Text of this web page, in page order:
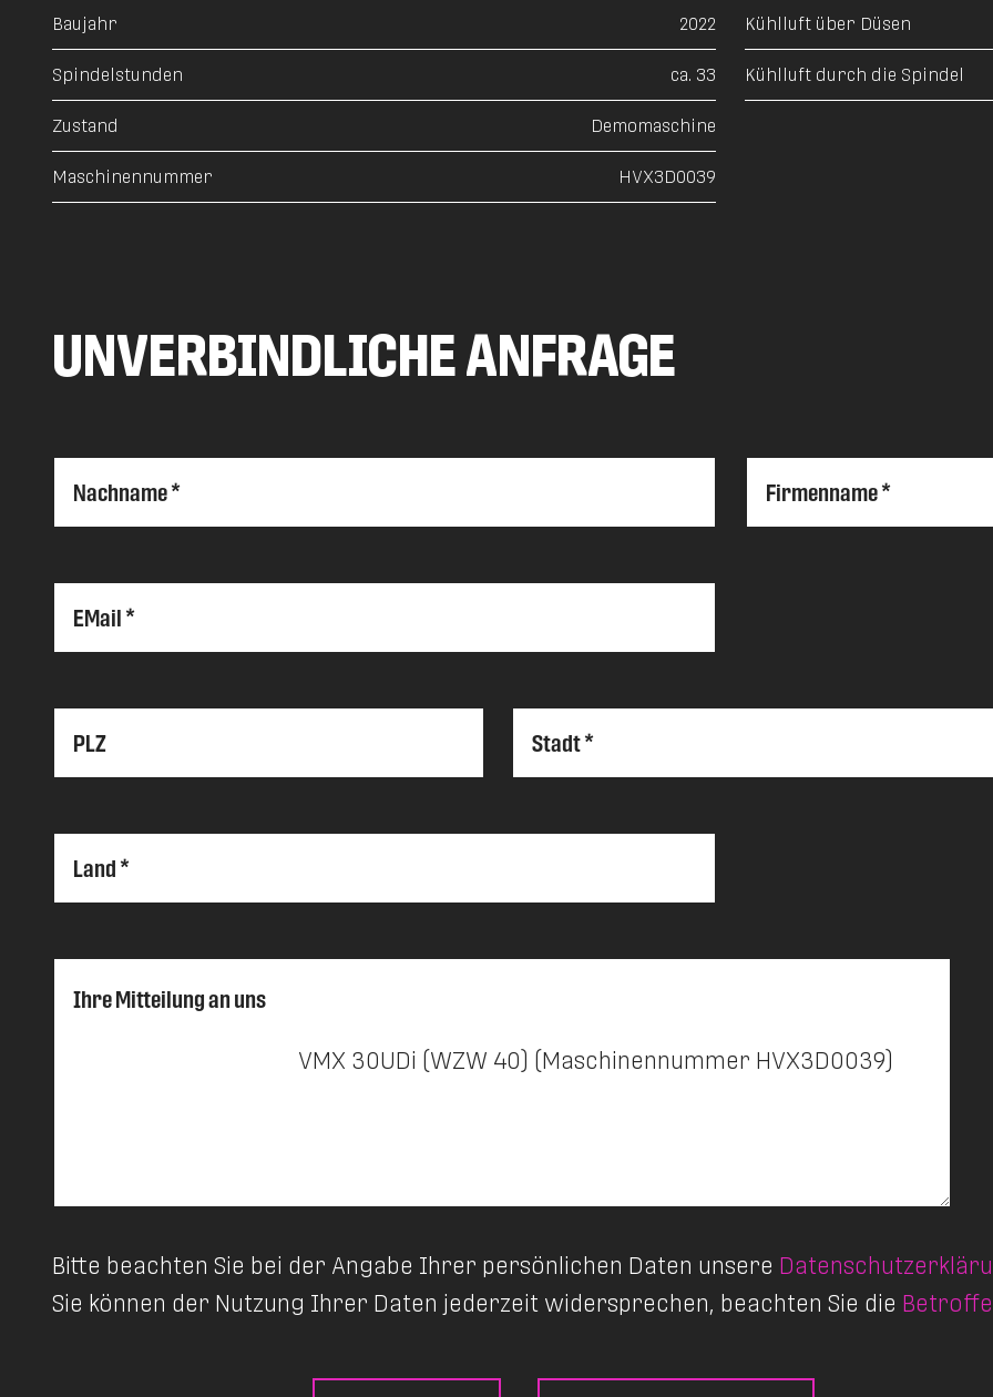
Baujahr 2022
Spindelstunden ca. 33
Zustand Demomaschine
Maschinennummer HVX3D0039
Kühlluft über Düsen
Kühlluft durch die Spindel
UNVERBINDLICHE ANFRAGE
Nachname * Firmenname *
EMail *
PLZ Stadt *
Land *
Ihre Mitteilung an uns
Bitte beachten Sie bei der Angabe Ihrer persönlichen Daten unsere
Sie können der Nutzung Ihrer Daten jederzeit widersprechen, beachten Sie die